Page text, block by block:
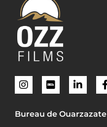
Bureau de Ouarzazate